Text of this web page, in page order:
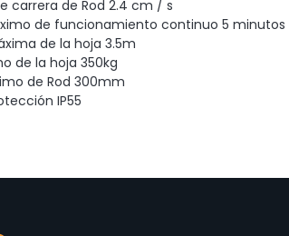
carrera de Rod 2.4 cm / s
de funcionamiento continuo 5 minutos
de la hoja 3.5m
de la hoja 350kg
de Rod 300mm
IP55